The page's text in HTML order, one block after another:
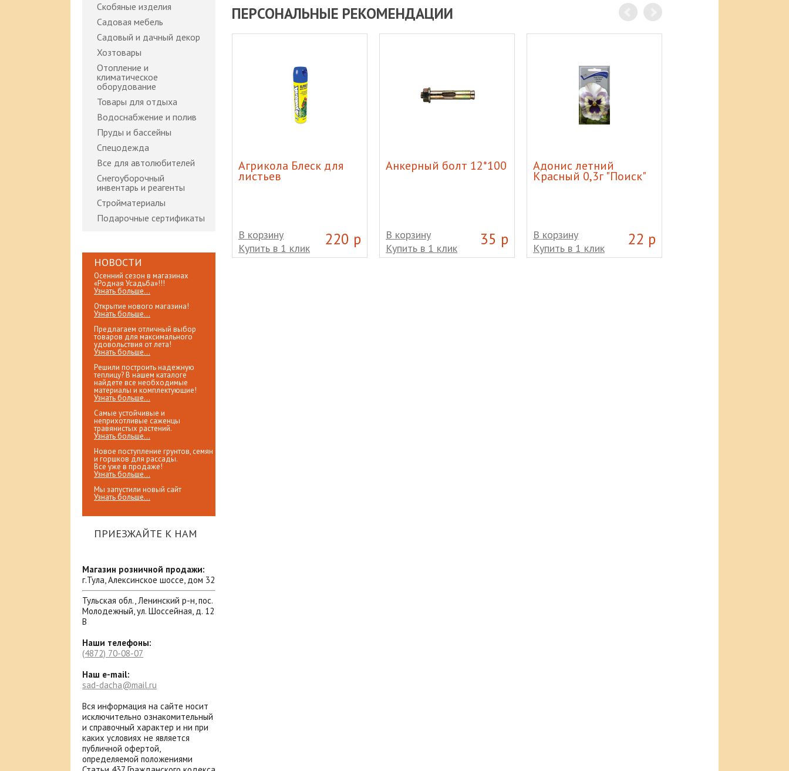
Скобяные изделия
Садовая мебель
Садовый и дачный декор
Хозтовары
Отопление и
климатическое
оборудование
Товары для отдыха
Водоснабжение и полив
Пруды и бассейны
Спецодежда
Все для автолюбителей
Снегоуборочный
инвентарь и реагенты
Стройматериалы
Подарочные сертификаты
НОВОСТИ
Осенний сезон в магазинах
«Родная Усадьба»!!!
Узнать больше...
Открытие нового магазина!
Узнать больше...
Предлагаем отличный выбор
товаров для максимального
удовольствия от лета!
Узнать больше...
Решили построить надежную
теплицу? В нашем каталоге
найдете все необходимые
материалы и комплектующие!
Узнать больше...
Самые устойчивые и
неприхотливые саженцы
травянистых растений.
Узнать больше...
Новое поступление грунтов, семян
и горшков для рассады.
Все уже в продаже!
Узнать больше...
Мы запустили новый сайт
Узнать больше...
ПРИЕЗЖАЙТЕ К НАМ
Магазин розничной продажи:
г.Тула, Алексинское шоссе, дом 32
Тульская обл., Ленинский р-н, пос.
Молодежный, ул. Шоссейная, д. 12
В
Наши телефоны:
(4872) 70-08-07
Наш e-mail:
sad-dacha@mail.ru
Вся информация на сайте носит
исключительно ознакомительный
и справочный характер и ни при
каких условиях не является
публичной офертой,
определяемой положениями
ПЕРСОНАЛЬНЫЕ РЕКОМЕНДАЦИИ
Банка 1,5л ско Агрикола Блеск для
листьев
220 р
В корзину
Купить в 1 клик
Анкерный болт 12*100
35 р
В корзину
Купить в 1 клик
Адонис летний
Красный 0,3г "Поиск"
22 р
В корзину
Купить в 1 клик